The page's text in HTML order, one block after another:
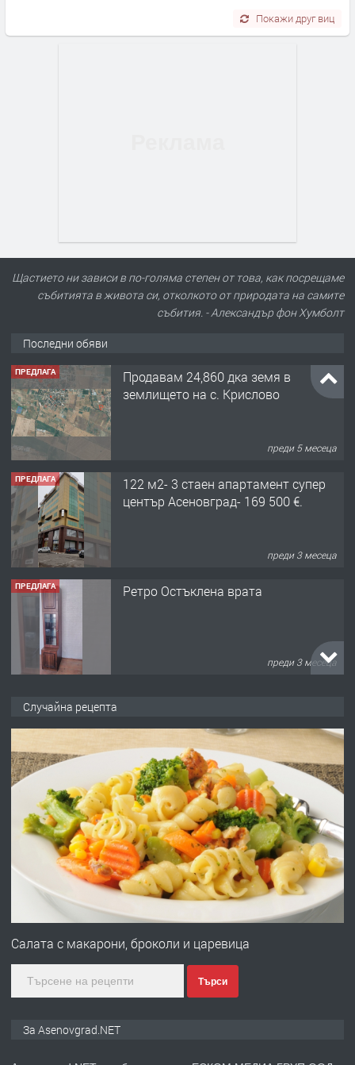
Покажи друг виц
Щастието ни зависи в по-голяма степен от това, как посрещаме
събитията в живота си, отколкото от природата на самите
събития. - Александър фон Хумболт
Последни обяви
ПРЕДЛАГА
Продавам 24,860 дка земя в
землището на с. Крислово
преди 5 месеца
ПРЕДЛАГА
122 м2- 3 стаен апартамент супер
център Асеновград- 169 500 €.
преди 3 месеца
ПРЕДЛАГА Ретро Остъклена врата
преди 3 месеца
преди 10 месеца
ПРЕДЛАГА
Професионална броячна машина -
със сертификат от ЕЦБ
преди 1 година
Професионална зеленчукорезачка
Случайна рецепта
Салата с макарони, броколи и царевица
Търси
За Asenovgrad.NET